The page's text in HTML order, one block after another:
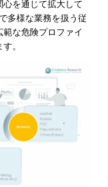
を通じて拡大して
多様な業務を扱う従
な危険プロファイ
。